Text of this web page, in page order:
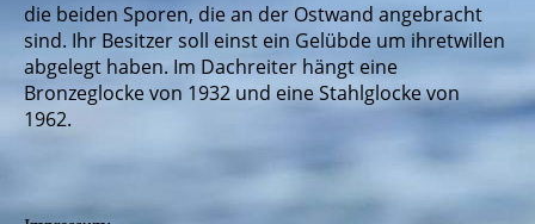
die beiden Sporen, die an der Ostwand angebracht
sind. Ihr Besitzer soll einst ein Gelübde um ihretwillen
abgelegt haben. Im Dachreiter hängt eine
Bronzeglocke von 1932 und eine Stahlglocke von
1962.